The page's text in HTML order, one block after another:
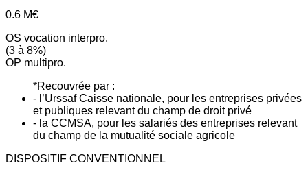
0.6 M€
OS vocation interpro.
(3 à 8%)
OP multipro.
*Recouvrée par :
- l’Urssaf Caisse nationale, pour les entreprises privées
et publiques relevant du champ de droit privé
- la CCMSA, pour les salariés des entreprises relevant
du champ de la mutualité sociale agricole
DISPOSITIF CONVENTIONNEL